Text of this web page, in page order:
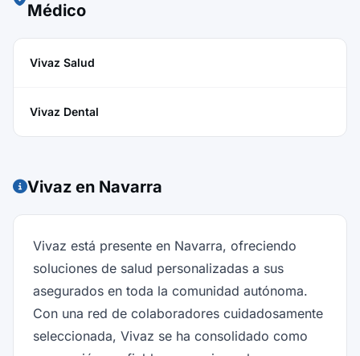
Médico
Vivaz Salud
Vivaz Dental
Vivaz en Navarra
Vivaz está presente en Navarra, ofreciendo
soluciones de salud personalizadas a sus
asegurados en toda la comunidad autónoma.
Con una red de colaboradores cuidadosamente
seleccionada, Vivaz se ha consolidado como